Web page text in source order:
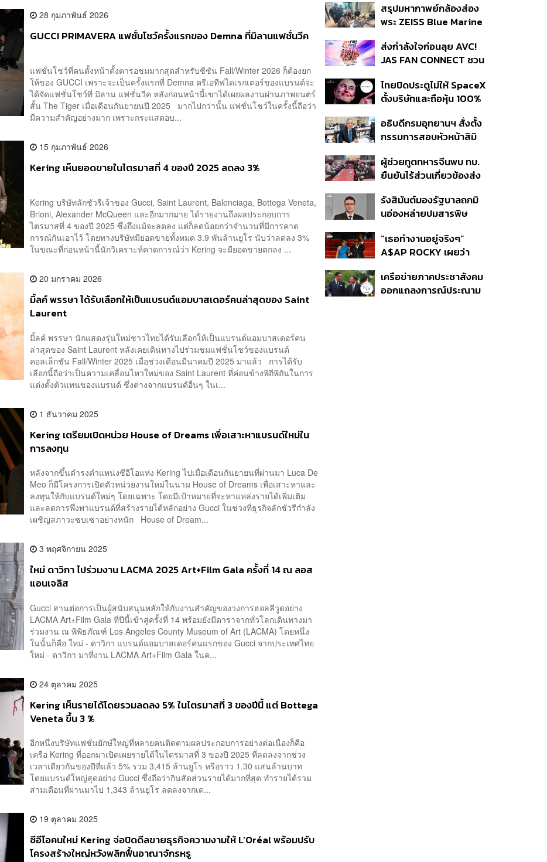
28 กุมภาพันธ์ 2026
GUCCI PRIMAVERA แฟชั่นโชว์ครั้งแรกของ Demna ที่มิลานแฟชั่นวีค
แฟชั่นโชว์ที่คนตั้งหน้าตั้งตารอชมมากสุดสำหรับซีซัน Fall/Winter 2026 ก็ต้องยก
ให้ของ GUCCI เพราะจะเป็นครั้งแรกที่ Demna ครีเอทีฟไดเรกเตอร์ของแบรนด์จะ
ได้จัดแฟชั่นโชว์ที่ มิลาน แฟชั่นวีค หลังก่อนหน้านี้เขาได้เผยผลงานผ่านภาพยนตร์
สั้น The Tiger เมื่อเดือนกันยายนปี 2025 มากไปกว่านั้น แฟชั่นโชว์ในครั้งนี้ถือว่า
มีความสำคัญอย่างมาก เพราะกระแสตอบ...
15 กุมภาพันธ์ 2026
Kering เห็นยอดขายในไตรมาสที่ 4 ของปี 2025 ลดลง 3%
Kering บริษัทลักชัวรีเจ้าของ Gucci, Saint Laurent, Balenciaga, Bottega Veneta,
Brioni, Alexander McQueen และอีกมากมาย ได้รายงานถึงผลประกอบการ
ไตรมาสที่ 4 ของปี 2025 ซึ่งถึงแม้จะลดลง แต่ก็ลดน้อยกว่าจำนวนที่มีการคาด
การณ์กันเอาไว้ โดยทางบริษัทมียอดขายทั้งหมด 3.9 พันล้านยูโร นับว่าลดลง 3%
ในขณะที่ก่อนหน้านี้นักวิเคราะห์คาดการณ์ว่า Kering จะมียอดขายตกลง ...
20 มกราคม 2026
มิ้ลค์ พรรษา ได้รับเลือกให้เป็นแบรนด์แอมบาสเดอร์คนล่าสุดของ Saint
Laurent
มิ้ลค์ พรรษา นักแสดงรุ่นใหม่ชาวไทยได้รับเลือกให้เป็นแบรนด์แอมบาสเดอร์คน
ล่าสุดของ Saint Laurent หลังเคยเดินทางไปร่วมชมแฟชั่นโชว์ของแบรนด์
คอลเล็กชัน Fall/Winter 2025 เมื่อช่วงเดือนมีนาคมปี 2025 มาแล้ว การได้รับ
เลือกนี้ถือว่าเป็นความเคลื่อนไหวใหม่ของ Saint Laurent ที่ค่อนข้างพิถีพิถันในการ
แต่งตั้งตัวแทนของแบรนด์ ซึ่งต่างจากแบรนด์อื่นๆ ในเ...
1 ธันวาคม 2025
Kering เตรียมเปิดหน่วย House of Dreams เพื่อเสาะหาแบรนด์ใหม่ใน
การลงทุน
หลังจากขึ้นดำรงตำแหน่งซีอีโอแห่ง Kering ไปเมื่อเดือนกันยายนที่ผ่านมา Luca De
Meo ก็มีโครงการเปิดตัวหน่วยงานใหม่ในนาม House of Dreams เพื่อเสาะหาและ
ลงทุนให้กับแบรนด์ใหม่ๆ โดยเฉพาะ โดยมีเป้าหมายที่จะหาแหล่งรายได้เพิ่มเติม
และลดการพึ่งพาแบรนด์ที่สร้างรายได้หลักอย่าง Gucci ในช่วงที่ธุรกิจลักชัวรีกำลัง
เผชิญสภาวะซบเซาอย่างหนัก House of Dream...
3 พฤศจิกายน 2025
ใหม่ ดาวิกา ไปร่วมงาน LACMA 2025 Art+Film Gala ครั้งที่ 14 ณ ลอส
แอนเจลิส
Gucci สานต่อการเป็นผู้สนับสนุนหลักให้กับงานสำคัญของวงการฮอลลีวูดอย่าง
LACMA Art+Film Gala ที่ปีนี้เข้าสู่ครั้งที่ 14 พร้อมยังมีดาราจากทั่วโลกเดินทางมา
ร่วมงาน ณ พิพิธภัณฑ์ Los Angeles County Museum of Art (LACMA) โดยหนึ่ง
ในนั้นก็คือ ใหม่ - ดาวิกา แบรนด์แอมบาสเดอร์คนแรกของ Gucci จากประเทศไทย
ใหม่ - ดาวิกา มาที่งาน LACMA Art+Film Gala ในค...
24 ตุลาคม 2025
Kering เห็นรายได้โดยรวมลดลง 5% ในไตรมาสที่ 3 ของปีนี้ แต่ Bottega
Veneta ขึ้น 3 %
อีกหนึ่งบริษัทแฟชั่นยักษ์ใหญ่ที่หลายคนติดตามผลประกอบการอย่างต่อเนื่องก็คือ
เครือ Kering ที่ออกมาเปิดเผยรายได้ในไตรมาสที่ 3 ของปี 2025 ที่ลดลงจากช่วง
เวลาเดียวกันของปีที่แล้ว 5% รวม 3,415 ล้านยูโร หรือราว 1.30 แสนล้านบาท
โดยแบรนด์ใหญ่สุดอย่าง Gucci ซึ่งถือว่ากินสัดส่วนรายได้มากที่สุด ทำรายได้รวม
สามเดือนที่ผ่านมาไป 1,343 ล้านยูโร ลดลงจากเด...
19 ตุลาคม 2025
ซีอีโอคนใหม่ Kering จ่อปิดดีลขายธุรกิจความงามให้ L’Oréal พร้อมปรับ
โครงสร้างใหญ่หวังพลิกฟื้นอาณาจักรหรู
ตั้งเป้าขยายฐานลูกค้าแตะ
11,000 ราย ดัน AUM
ปีข้างหน้า
สรุปมหากาพย์กล้องส่อง
พระ ZEISS Blue Marine
สู่ข้อพิพาท ‘มาเวลล์ฯ’
ฟ้อง ‘โทน บางแค’ ผิดนัด
ส่งกำลังใจก่อนลุย AVC!
JAS FAN CONNECT ชวน
สาวทีมชาติไทย 15 ส.ค.นี้
ไทยปิดประตูไม่ให้ SpaceX
ตั้งบริษัทและถือหุ้น 100%
ต่ำเป็นเรื่องอธิปไตย ไม่
ยอมแลกในโต๊ะเจรจาการ
อธิบดีกรมอุทยานฯ สั่งตั้ง
กรรมการสอบหัวหน้าสิมิ
แรม ทั้งที่ประกาศห้ามค้าง
คืนตั้งแต่ปี 61
ผู้ช่วยทูตทหารจีนพบ ทบ.
ยืนยันไร้ส่วนเกี่ยวข้องส่ง
ชายแดน ย้ำจริงใจต่อไทย
หวังเห็นทางออกสันติวิธี
รังสิมันต์มองรัฐบาลถกมิ
นอ่องหล่ายปมสารพิษ
ปัญหาแท้จริงคือกองกำลัง
ว้า
“เธอทำงานอยู่จริงๆ”
A$AP ROCKY เผยว่า
โอเพื่อทำเพลงใหม่
เครือข่ายภาคประชาสังคม
ออกแถลงการณ์ประณาม